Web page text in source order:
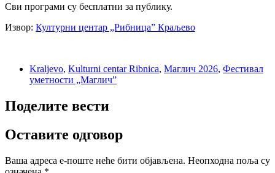
Сви програми су бесплатни за публику.
Извор: Културни центар „Рибница” Краљево
Kraljevo, Kulturni centar Ribnica, Маглич 2026, Фестивал
уметности „Маглич”
Поделите вести
Оставите одговор
Ваша адреса е-поште неће бити објављена. Неопходна поља су